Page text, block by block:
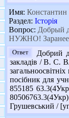
Имя: Константин
Раздел: Історія
Вопрос: Добрый
НУЖНО! Заранее
Ответ
Добрий
закладів / В. С.
посібник для
855185
Грушевський /